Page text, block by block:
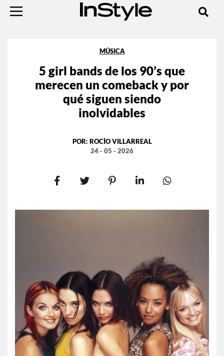
MÚSICA
5 girl bands de los 90’s que
merecen un comeback y por
qué siguen siendo
inolvidables
POR: ROCÍO VILLARREAL
24 - 05 - 2026